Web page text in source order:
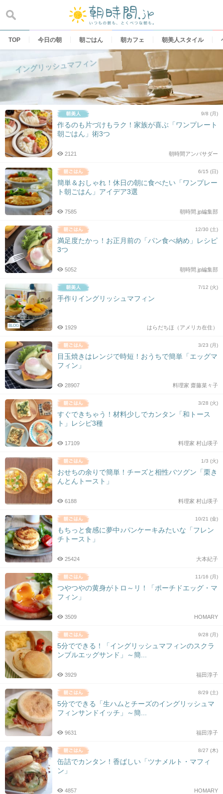
content
TOP 今日の朝 朝ごはん 朝カフェ 朝美人スタイル
イングリッシュマフィン
9/8 (月)
作るのも片づけもラク！家族が喜ぶ「ワンプレート
朝ごはん」術3つ
朝時間アンバサダー
2121
6/15 (日)
簡単＆おしゃれ！休日の朝に食べたい「ワンプレー
ト朝ごはん」アイデア3選
朝時間.jp編集部
7585
12/30 (土)
満足度たかっ！お正月前の「パン食べ納め」レシピ
3つ
朝時間.jp編集部
5052
BLOG
7/12 (火)
手作りイングリッシュマフィン
はらだちほ（アメリカ在住）
1929
3/23 (月)
目玉焼きはレンジで時短！おうちで簡単「エッグマ
フィン」
料理家 齋藤菜々子
28907
3/28 (火)
すぐできちゃう！材料少しでカンタン「和トース
ト」レシピ3種
料理家 村山瑛子
17109
1/3 (火)
おせちの余りで簡単！チーズと相性バツグン「栗き
んとんトースト」
料理家 村山瑛子
6188
10/21 (金)
もちっと食感に夢中♪パンケーキみたいな「フレン
チトースト」
大本紀子
25424
11/16 (月)
つやつやの黄身がトロ～リ！「ポーチドエッグ・マ
フィン」
HOMARY
3509
9/28 (月)
5分でできる！「イングリッシュマフィンのスクラ
ンブルエッグサンド」～簡...
福田淳子
3929
8/29 (土)
5分でできる「生ハムとチーズのイングリッシュマ
フィンサンドイッチ」～簡...
福田淳子
9631
8/27 (木)
缶詰でカンタン！香ばしい「ツナメルト・マフィ
ン」
HOMARY
4857